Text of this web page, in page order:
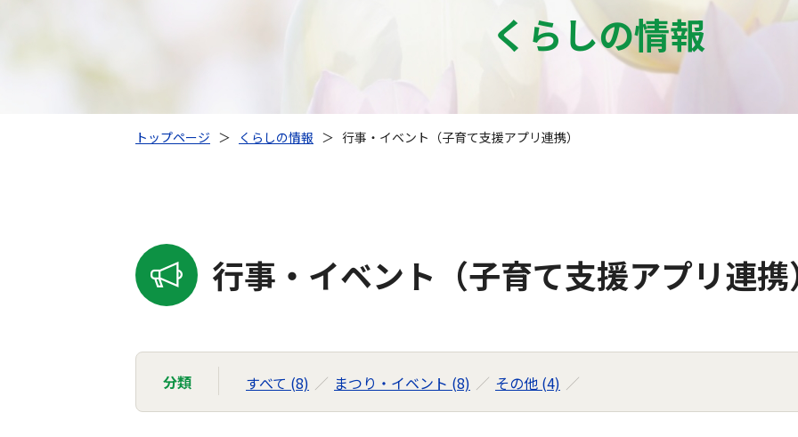
くらしの情報
トップページ ＞ くらしの情報 ＞ 行事・イベント（子育て支援アプリ連携）
行事・イベント（子育て支援アプリ連
分類 すべて (8) まつり・イベント (8) その他 (4)